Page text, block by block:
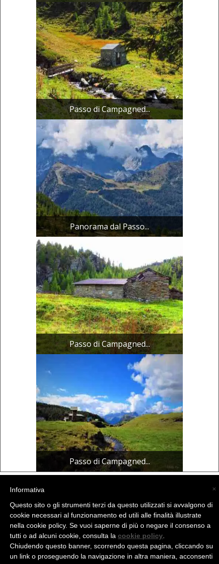
Passo di Campagned...
Panorama dal Passo...
Passo di Campagned...
Passo di Campagned...
(C) La Valtellina - info@la-valtellina.com -
×
Informativa
Questo sito o gli strumenti terzi da questo utilizzati si avvalgono di
cookie necessari al funzionamento ed utili alle finalità illustrate
nella cookie policy. Se vuoi saperne di più o negare il consenso a
tutti o ad alcuni cookie, consulta la cookie policy
Chiudendo questo banner, scorrendo questa pagina, cliccando su
un link o proseguendo la navigazione in altra maniera, acconsenti